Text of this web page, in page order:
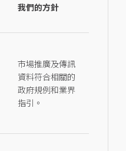
我們的方針
市場推廣及傳訊
資料符合相關的
政府規例和業界
指引。